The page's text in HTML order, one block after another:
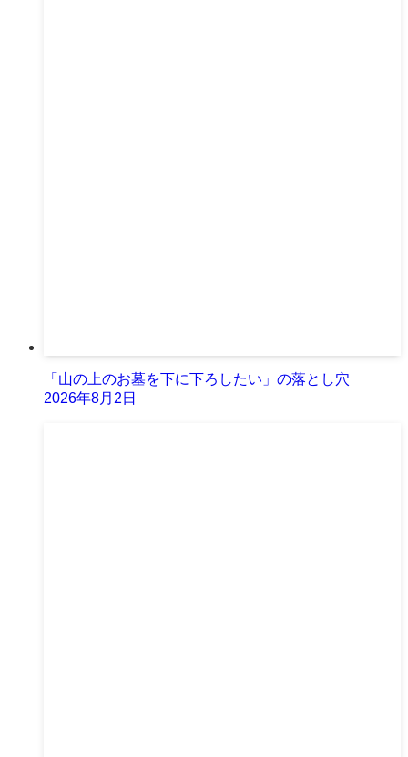
「山の上のお墓を下に下ろしたい」の落とし穴
2026年8月2日